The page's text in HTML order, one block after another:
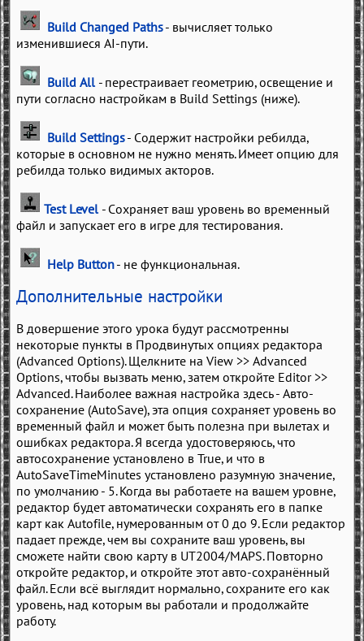
Build Changed Paths- вычисляет только
изменившиеся AI-пути.
Build All - перестраивает геометрию, освещение и
пути согласно настройкам в Build Settings (ниже).
Build Settings- Содержит настройки ребилда,
которые в основном не нужно менять. Имеет опцию для
ребилда только видимых акторов.
Test Level - Сохраняет ваш уровень во временный
файл и запускает его в игре для тестирования.
Help Button- не функциональная.
Дополнительные настройки
В довершение этого урока будут рассмотренны
некоторые пункты в Продвинутых опциях редактора
(Advanced Options). Щелкните на View >> Advanced
Options, чтобы вызвать меню, затем откройте Editor >>
Advanced. Наиболее важная настройка здесь - Авто-
сохранение (AutoSave), эта опция сохраняет уровень во
временный файл и может быть полезна при вылетах и
ошибках редактора. Я всегда удостоверяюсь, что
автосохранение установлено в True, и что в
AutoSaveTimeMinutes установлено разумную значение,
по умолчанию - 5. Когда вы работаете на вашем уровне,
редактор будет автоматически сохранять его в папке
карт как Autofile, нумерованным от 0 до 9. Если редактор
падает прежде, чем вы сохраните ваш уровень, вы
сможете найти свою карту в UT2004/MAPS. Повторно
откройте редактор, и откройте этот авто-сохранённый
файл. Если всё выглядит нормально, сохраните его как
уровень, над которым вы работали и продолжайте
работу.